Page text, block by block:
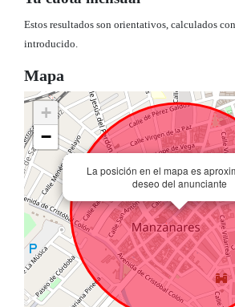
Estos resultados son orientativos, calculados
introducido.
Mapa
La posición en el mapa es
deseo del anunciante
+
−